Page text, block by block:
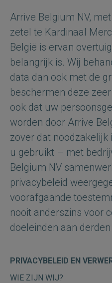
Arrive Belgium NV,
zetel te Kardinaal
België is ervan
belangrijk is. Wij
data dan ook met de
beschermen deze
ook dat uw
worden door Arrive
zover dat noodzakelijk
u gebruikt – met
Belgium NV
privacybeleid
voorafgaande
nooit anderszins voor
doeleinden aan
PRIVACYBELEID EN
WIE ZIJN WIJ?